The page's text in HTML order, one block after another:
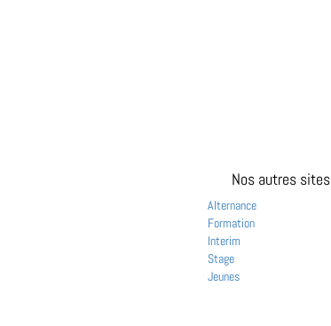
Nos autres sites
Alternance
Formation
Interim
Stage
Jeunes